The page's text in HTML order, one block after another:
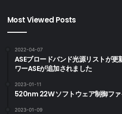
Most Viewed Posts
2022-04-07
ASEブロードバンド光源リストが
ワーASEが追加されました
2023-01-11
520nm 22W ソフトウェア制御フ
2023-01-09